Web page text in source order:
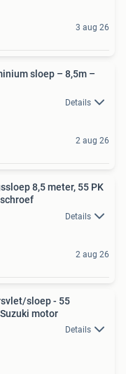
3 aug 26
sloep – 8,5m –
Details
2 aug 26
8,5 meter, 55 PK
Details
2 aug 26
sloep - 55
motor
Details